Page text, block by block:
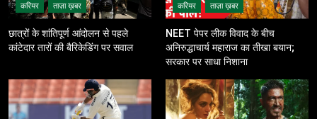
करियर ताज़ा ख़बर
छात्रों के शांतिपूर्ण आंदोलन से पहले
कांटेदार तारों की बैरिकेडिंग पर सवाल
करियर ताज़ा ख़बर
NEET पेपर लीक विवाद के बीच
अनिरुद्धाचार्य महाराज का तीखा बयान;
सरकार पर साधा निशाना